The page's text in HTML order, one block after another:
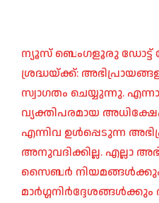
ന്യൂസ് ബെംഗളൂരു ഡോട്ട്
ശ്രദ്ധയ്ക്ക്:
സ്വാഗതം ചെയ്യുന്നു.
വ്യക്തിപരമായ
എന്നിവ ഉൾപ്പെടുന്ന
അനുവദിക്കില്ല. എല്ലാ
സൈബർ നിയമങ്ങൾക്കും